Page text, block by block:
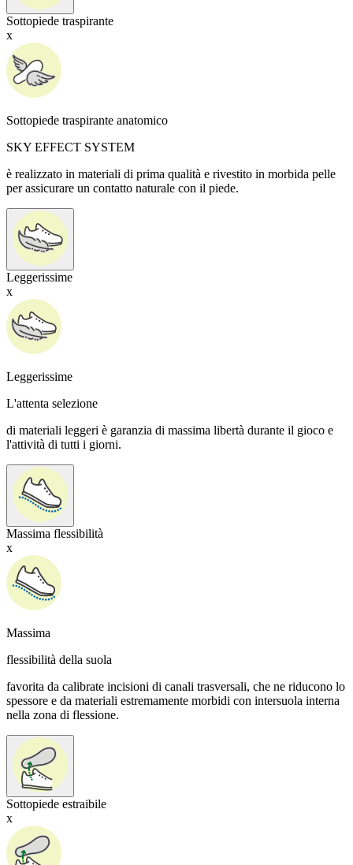
Sottopiede traspirante
x
Sottopiede traspirante anatomico
SKY EFFECT SYSTEM
è realizzato in materiali di prima qualità e rivestito in morbida pelle
per assicurare un contatto naturale con il piede.
Leggerissime
x
Leggerissime
L'attenta selezione
di materiali leggeri è garanzia di massima libertà durante il gioco e
l'attività di tutti i giorni.
Massima flessibilità
x
Massima
flessibilità della suola
favorita da calibrate incisioni di canali trasversali, che ne riducono lo
spessore e da materiali estremamente morbidi con intersuola interna
nella zona di flessione.
Sottopiede estraibile
x